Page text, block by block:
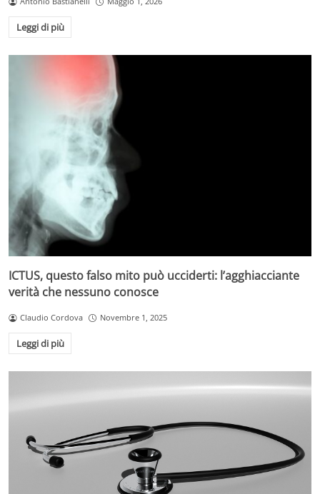
Leggi di più
ICTUS, questo falso mito può ucciderti: l’agghiacciante
verità che nessuno conosce
Claudio Cordova Novembre 1, 2025
Leggi di più